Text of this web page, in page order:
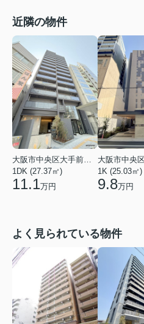
近隣の物件
大阪市中央区大手前１丁目
1DK (27.37㎡)
11.1万円
1K (25.03㎡)
9.8万円
よく見られている物件